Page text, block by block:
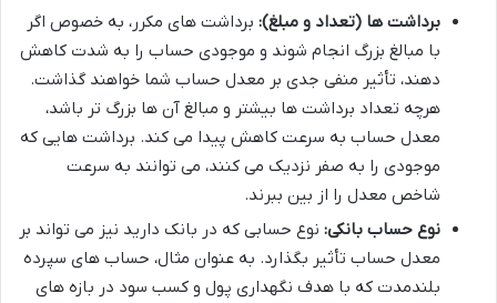
برداشت ها (تعداد و مبلغ): برداشت های مکرر، به خصوص اگر
با مبالغ بزرگ انجام شوند و موجودی حساب را به شدت کاهش
دهند، تأثیر منفی جدی بر معدل حساب شما خواهند گذاشت.
هرچه تعداد برداشت ها بیشتر و مبالغ آن ها بزرگ تر باشد،
معدل حساب به سرعت کاهش پیدا می کند. برداشت هایی که
موجودی را به صفر نزدیک می کنند، می توانند به سرعت
شاخص معدل را از بین ببرند.
نوع حساب بانکی: نوع حسابی که در بانک دارید نیز می تواند بر
معدل حساب تأثیر بگذارد. به عنوان مثال، حساب های سپرده
بلندمدت که با هدف نگهداری پول و کسب سود در بازه های